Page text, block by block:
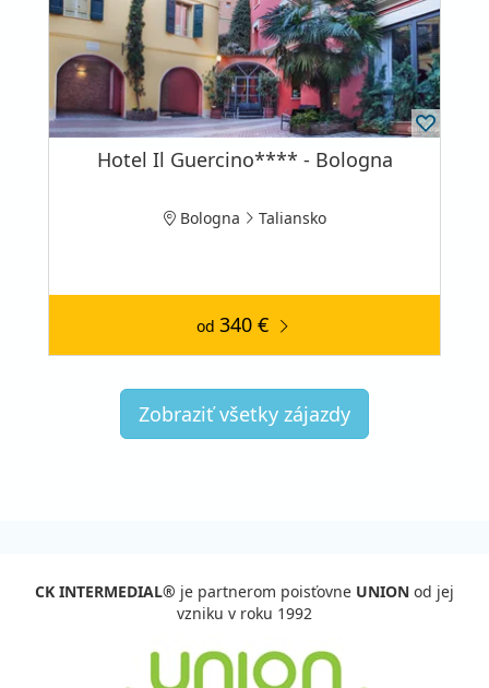
Hotel Il Guercino**** - Bologna
Bologna Taliansko
od340 €
Zobraziť všetky zájazdy
CK INTERMEDIAL® je partnerom poisťovne UNION od jej
vzniku v roku 1992